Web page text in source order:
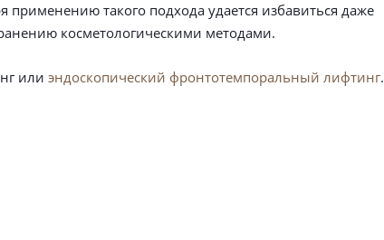
применению такого подхода удается избавиться даже
косметологическими методами.
или эндоскопический фронтотемпоральный лифтинг.